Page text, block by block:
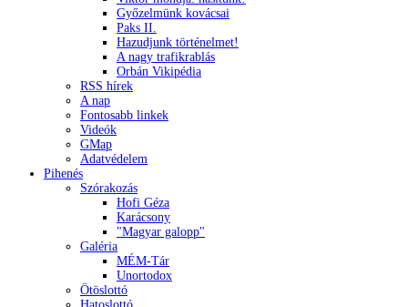
Győzelmünk kovácsai
Paks II.
Hazudjunk történelmet!
A nagy trafikrablás
Orbán Vikipédia
RSS hírek
A nap
Fontosabb linkek
Videók
GMap
Adatvédelem
Pihenés
Szórakozás
Hofi Géza
Karácsony
"Magyar galopp"
Galéria
MÉM-Tár
Unortodox
Ötöslottó